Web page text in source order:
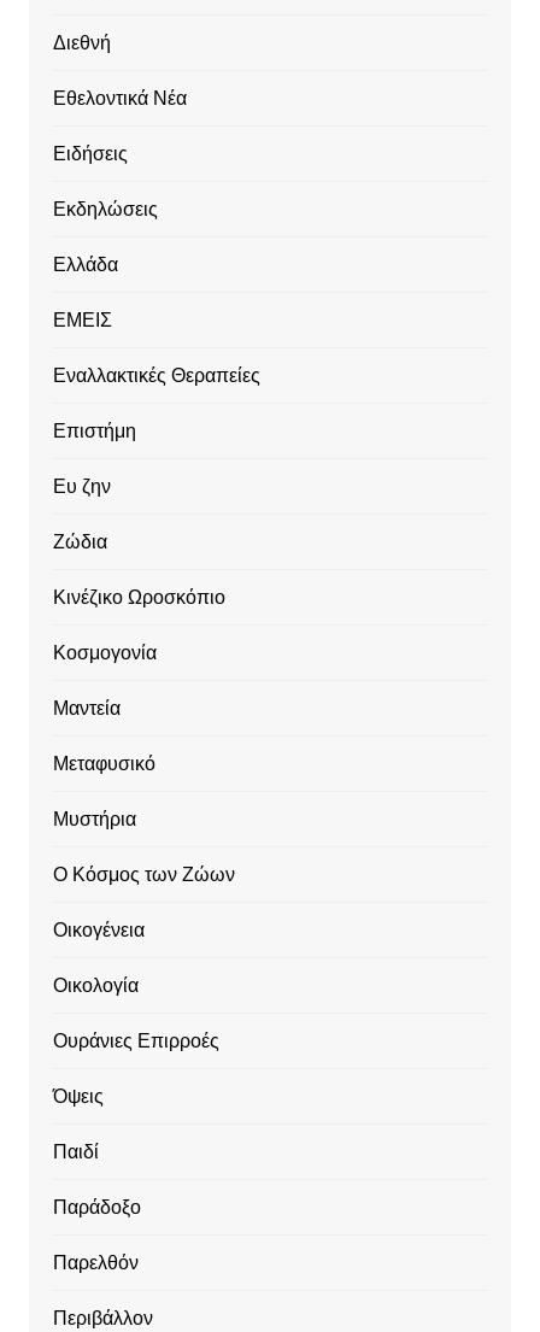
Διεθνή
Εθελοντικά Νέα
Ειδήσεις
Εκδηλώσεις
Ελλάδα
ΕΜΕΙΣ
Εναλλακτικές Θεραπείες
Επιστήμη
Ευ ζην
Ζώδια
Κινέζικο Ωροσκόπιο
Κοσμογονία
Μαντεία
Μεταφυσικό
Μυστήρια
Ο Κόσμος των Ζώων
Οικογένεια
Οικολογία
Ουράνιες Επιρροές
Όψεις
Παιδί
Παράδοξο
Παρελθόν
Περιβάλλον